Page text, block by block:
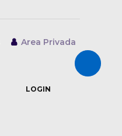
Abrir/
Area Privada
LOGIN